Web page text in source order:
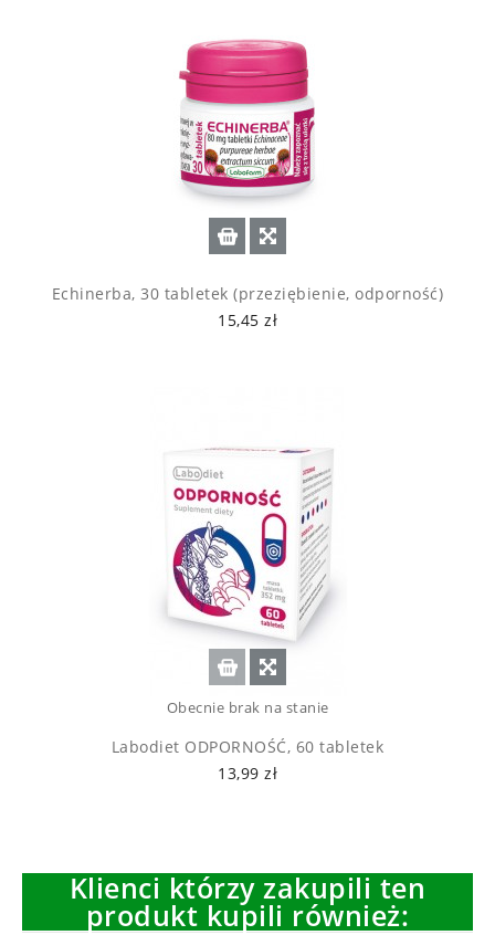
Echinerba, 30 tabletek (przeziębienie, odporność)
15,45 zł
Obecnie brak na stanie
Labodiet ODPORNOŚĆ, 60 tabletek
13,99 zł
Klienci którzy zakupili ten
produkt kupili również: